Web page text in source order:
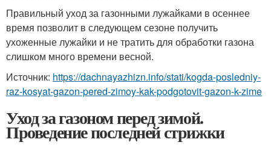
Правильный уход за газонными лужайками в осеннее
время позволит в следующем сезоне получить
ухоженные лужайки и не тратить для обработки газона
слишком много времени весной.
Источник: https://dachnayazhizn.info/stati/kogda-posledniy-
raz-kosyat-gazon-pered-zimoy-kak-podgotovit-gazon-k-zime
Уход за газоном перед зимой.
Проведение последней стрижки